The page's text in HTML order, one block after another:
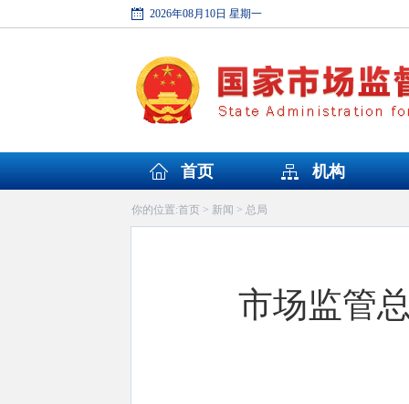
2026年08月10日 星期一
首页 机构
你的位置:首页> 新闻 > 总局
市场监管